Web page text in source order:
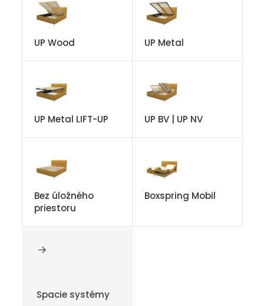
UP Wood UP Metal
UP Metal LIFT-UP UP BV | UP NV
Bez úložného
priestoru
Boxspring Mobil
Spacie systémy